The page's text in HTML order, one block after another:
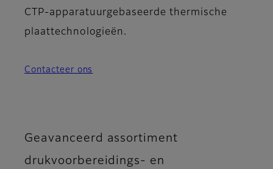
CTP-apparatuurgebaseerde thermische
plaattechnologieën.
Contacteer ons
Geavanceerd assortiment
drukvoorbereidings- en